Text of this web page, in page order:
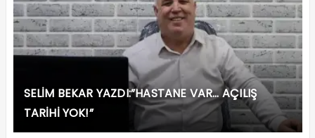
SELİM BEKAR YAZDI:”HASTANE VAR… AÇILIŞ
TARİHİ YOK!”